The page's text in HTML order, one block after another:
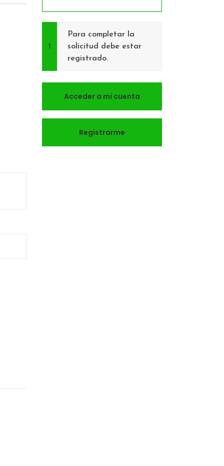
Para completar la
solicitud debe estar
registrado.
Acceder a mi cuenta
Registrarme